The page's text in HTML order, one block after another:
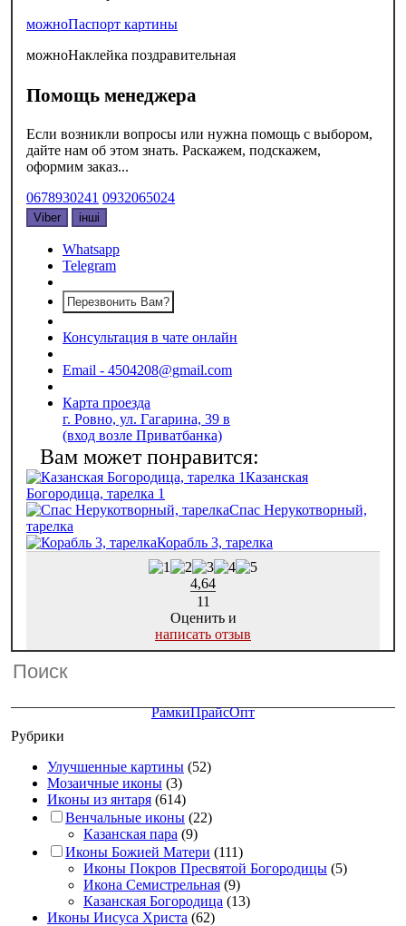
можноПаспорт картины
можноНаклейка поздравительная
Помощь менеджера
Если возникли вопросы или нужна помощь с выбором,
дайте нам об этом знать. Раскажем, подскажем,
оформим заказ...
0678930241 0932065024
Viber інші
Whatsapp
Telegram
Перезвонить Вам?
Консультация в чате онлайн
Email - 4504208@gmail.com
Карта проезда
г. Ровно, ул. Гагарина, 39 в
(вход возле Приватбанка)
Казанская
Богородица, тарелка 1
Спас Нерукотворный,
тарелка
Корабль 3, тарелка
4,64
11
Оценить и
написать отзыв
РамкиПрайсОпт
Рубрики
Улучшенные картины (52)
Мозаичные иконы (3)
Иконы из янтаря (614)
Венчальные иконы (22)
Казанская пара (9)
Иконы Божией Матери (111)
Иконы Покров Пресвятой Богородицы (5)
Икона Семистрельная (9)
Казанская Богородица (13)
Иконы Иисуса Христа (62)